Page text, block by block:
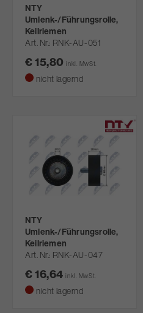
NTY
Umlenk-/Führungsrolle,
Keilriemen
Art. Nr. RNK-AU-051
€ 15,80inkl. MwSt.
nicht lagernd
NTY
Umlenk-/Führungsrolle,
Keilriemen
Art. Nr. RNK-AU-047
€ 16,64inkl. MwSt.
nicht lagernd